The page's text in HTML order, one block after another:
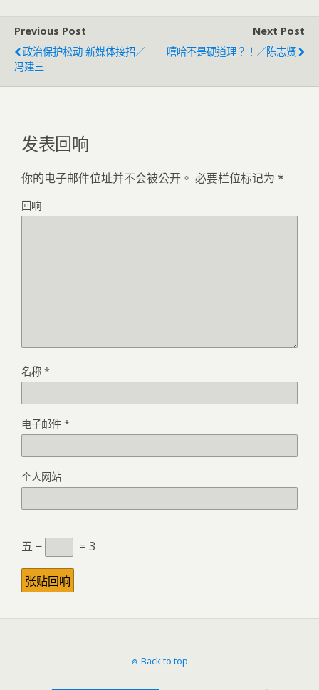
Previous Post
政治保护松动 新媒体接招／
冯建三
Next Post
嘻哈不是硬道理？！／陈志贤
发表回响
你的电子邮件位址并不会被公开。 必要栏位标记为 *
回响
名称 *
电子邮件 *
个人网站
五 − = 3
Back to top